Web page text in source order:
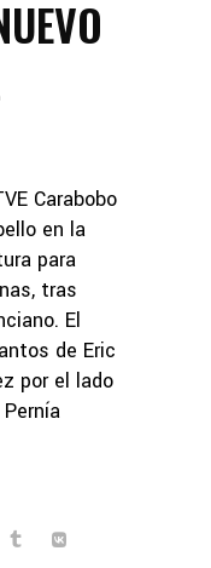
Carabobo
en la
para
tras
El
de Eric
por el lado